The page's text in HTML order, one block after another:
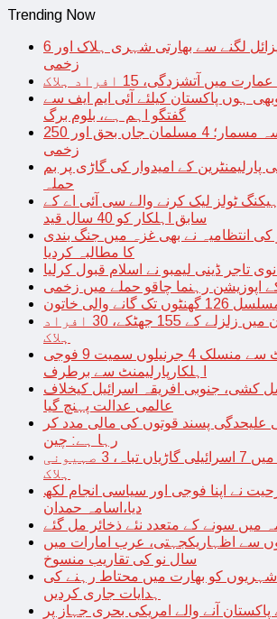
Trending Now
اسرائیل میں میزائل لگنے سے بھارتی شہری ہلاک اور 6
زخمی
آتشزدگی، 15 افراد ہلاک
ہوں پاکستان کیلئے آئی ایم ایف سے
گفتگو اہم ہے، بلوم برگ
بھارت میں مدرسہ مسمار؛ 4 مسلمان جاں بحق اور 250
زخمی
پارلیمنٹرین کے امیدوار کی گاڑی پر بم
حملہ
ٹولز لیک کرنے والے سی آئی اے کے
سابق اہلکار کو 40 سال قید
انتظامیہ نے بھی غزہ میں جنگ بندی
کا مطالبہ کردیا
تاجر ڈینی لیمبو نے اسلام قبول کرلیا
اپوزیشن رہنما چاقو حملے میں زخمی
126 گھنٹوں تک گانے والی خاتون
جاپان میں ایک دن میں زلزلے کے 155 جھٹکے، 30 افراد
ہلاک
چین؛ میزائل یونٹ سے منسلک 4 جرنیلوں سمیت 9 فوجی
اہلکارپارلیمنٹ سے برطرف
کشی، جنوبی افریقہ اسرائیل کیخلاف
عالمی عدالت پہنچ گیا
علیحدگی پسند قوتوں کی مالی مدد کر
رہا ہے: چین
حماس کے حملوں میں 7 اسرائیلی گاڑیاں تباہ، 3 صہیونی
ہلاک
نے اپنا فوجی اور سیاسی انجام لکھ
دیا،اسامہ حمدان
میں سونے کے متعدد نئے ذخائر مل گئے
سے اظہاریکجہتی، عرب امارات میں
سال نو کی تقاریب منسوخ
شہریوں کو بھارت میں محتاط رہنے کی
ہدایات جاری کردیں
آنے والے امریکی بحری جہاز پر